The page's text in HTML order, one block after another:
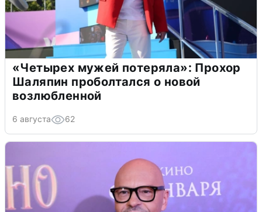
«Четырех мужей потеряла»: Прохор
Шаляпин проболтался о новой
возлюбленной
6 августа 62